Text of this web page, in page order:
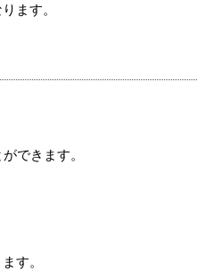
ます。
できます。
す。